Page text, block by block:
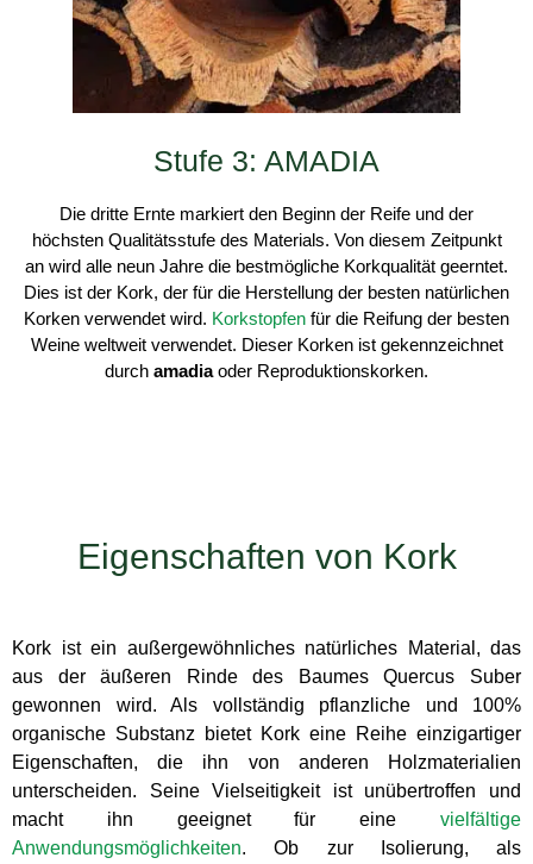
Stufe 3: AMADIA
Die dritte Ernte markiert den Beginn der Reife und der
höchsten Qualitätsstufe des Materials. Von diesem Zeitpunkt
an wird alle neun Jahre die bestmögliche Korkqualität geerntet.
Dies ist der Kork, der für die Herstellung der besten natürlichen
Korken verwendet wird. Korkstopfen für die Reifung der besten
Weine weltweit verwendet. Dieser Korken ist gekennzeichnet
durch amadiaoder Reproduktionskorken.
Eigenschaften von Kork
Kork ist ein außergewöhnliches natürliches Material, das
aus der äußeren Rinde des Baumes Quercus Suber
gewonnen wird. Als vollständig pflanzliche und 100%
organische Substanz bietet Kork eine Reihe einzigartiger
Eigenschaften, die ihn von anderen Holzmaterialien
unterscheiden. Seine Vielseitigkeit ist unübertroffen und
macht ihn geeignet für eine vielfältige
Anwendungsmöglichkeiten. Ob zur Isolierung, als